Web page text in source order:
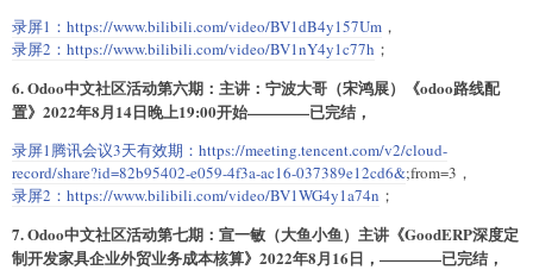
录屏1： https://www.bilibili.com/video/BV1dB4y157Um ，
录屏2： https://www.bilibili.com/video/BV1nY4y1c77h ；
6. Odoo中文社区活动第六期：主讲：宁波大哥（宋鸿展）《odoo路线配
置》2022年8月14日晚上19:00开始————已完结，
录屏1腾讯会议3天有效期： https://meeting.tencent.com/v2/cloud-
record/share?id=82b95402-e059-4f3a-ac16-037389e12cd6&;from=3，
录屏2： https://www.bilibili.com/video/BV1WG4y1a74n ；
7. Odoo中文社区活动第七期：宣一敏（大鱼小鱼）主讲《GoodERP深度定
制开发家具企业外贸业务成本核算》2022年8月16日，————已完结，